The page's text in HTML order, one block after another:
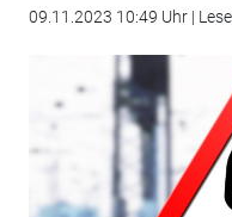
09.11.2023 10:49 Uhr |